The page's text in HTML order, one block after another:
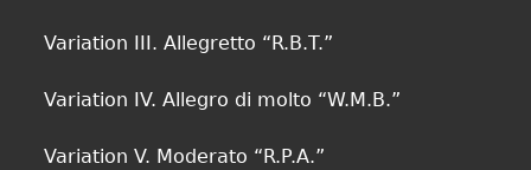
Variation III. Allegretto “R.B.T.”
Variation IV. Allegro di molto “W.M.B.”
Variation V. Moderato “R.P.A.”